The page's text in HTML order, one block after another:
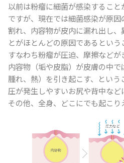
以前は粉瘤に細菌が感染するこ
ですが、現在では細菌感染が原
割れ、内容物が皮内に漏れ出し
とがほとんどの原因であるという
すなわち粉瘤が圧迫、摩擦など
内容物（垢や皮脂）が皮膚の中で
腫れ、熱）を引き起こす、という
圧が発生しやすいお尻や背中など
その他、全身、どこにでも起こり